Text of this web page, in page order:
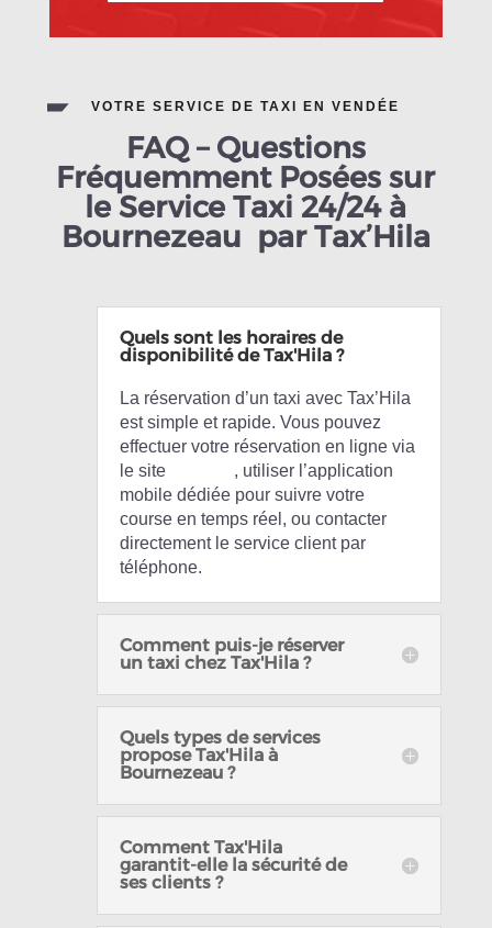
VOTRE SERVICE DE TAXI EN VENDÉE
FAQ – Questions
Fréquemment Posées sur
le Service Taxi 24/24 à
Bournezeau par Tax’Hila
Quels sont les horaires de
disponibilité de Tax'Hila ?
La réservation d’un taxi avec Tax’Hila
est simple et rapide. Vous pouvez
effectuer votre réservation en ligne via
le site
, utiliser l’application
mobile dédiée pour suivre votre
course en temps réel, ou contacter
directement le service client par
téléphone.
Comment puis-je réserver
un taxi chez Tax'Hila ?
Quels types de services
propose Tax'Hila à
Bournezeau ?
Comment Tax'Hila
garantit-elle la sécurité de
ses clients ?